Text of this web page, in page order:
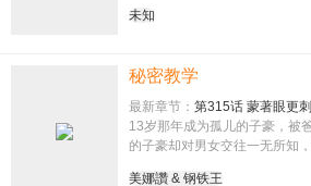
未知
秘密教学
最新章节：
第315话 蒙著眼
13岁那年成为孤儿的子豪，被
的子豪却对男女交往一无所知
美娜讚 & 钢铁王